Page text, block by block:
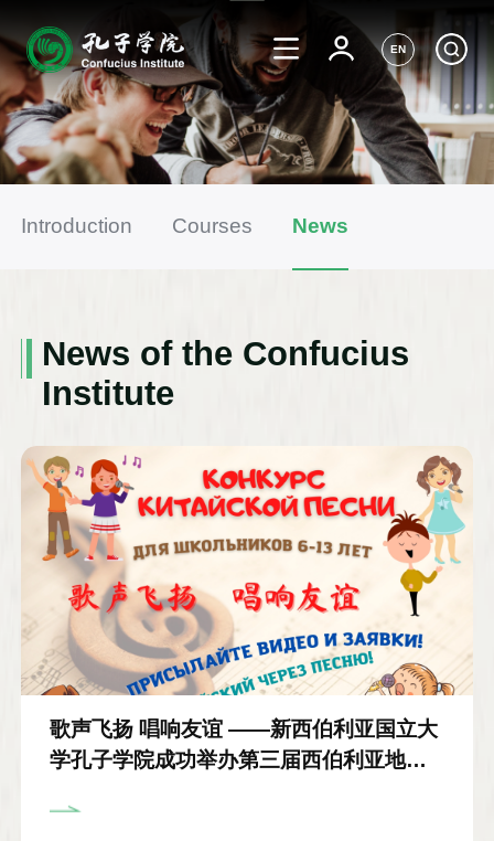
EN
Introduction Courses News
News of the Confucius
Institute
歌声飞扬 唱响友谊 ——新西伯利亚国立大
学孔子学院成功举办第三届西伯利亚地区